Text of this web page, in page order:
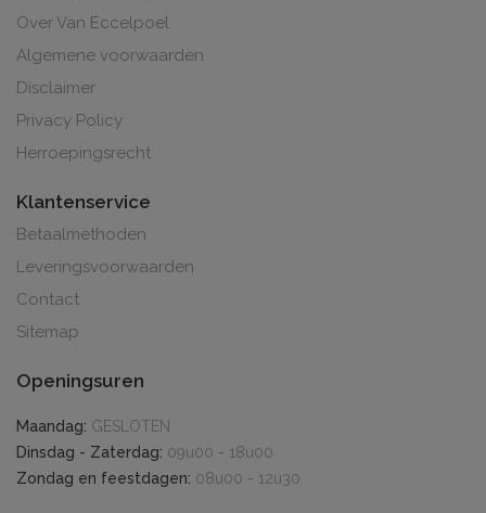
Over Van Eccelpoel
Algemene voorwaarden
Disclaimer
Privacy Policy
Herroepingsrecht
Klantenservice
Betaalmethoden
Leveringsvoorwaarden
Contact
Sitemap
Openingsuren
Maandag: GESLOTEN
Dinsdag - Zaterdag: 09u00 - 18u00
Zondag en feestdagen: 08u00 - 12u30